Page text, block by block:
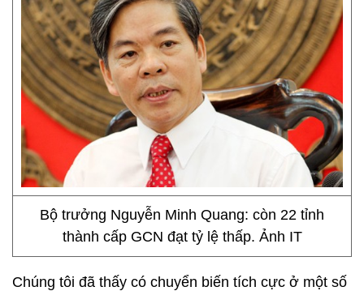
Bộ trưởng Nguyễn Minh Quang: còn 22 tỉnh
thành cấp GCN đạt tỷ lệ thấp. Ảnh IT
Chúng tôi đã thấy có chuyển biến tích cực ở một số